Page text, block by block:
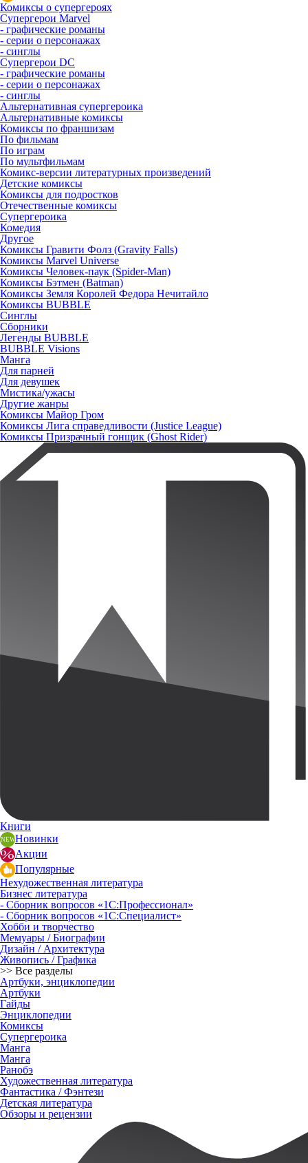
Комиксы о супергероях
Супергерои Marvel
- графические романы
- серии о персонажах
- синглы
Супергерои DC
- графические романы
- серии о персонажах
- синглы
Альтернативная супергероика
Альтернативные комиксы
Комиксы по франшизам
По фильмам
По играм
По мультфильмам
Комикс-версии литературных произведений
Детские комиксы
Комиксы для подростков
Отечественные комиксы
Супергероика
Комедия
Другое
Комиксы Гравити Фолз (Gravity Falls)
Комиксы Marvel Universe
Комиксы Человек-паук (Spider-Man)
Комиксы Бэтмен (Batman)
Комиксы Земля Королей Федора Нечитайло
Комиксы BUBBLE
Синглы
Сборники
Легенды BUBBLE
BUBBLE Visions
Манга
Для парней
Для девушек
Мистика/ужасы
Другие жанры
Комиксы Майор Гром
Комиксы Лига справедливости (Justice League)
Комиксы Призрачный гонщик (Ghost Rider)
Книги
Новинки
Акции
Популярные
Нехудожественная литература
Бизнес литература
- Сборник вопросов «1С:Профессионал»
- Сборник вопросов «1С:Специалист»
Хобби и творчество
Мемуары / Биографии
Дизайн / Архитектура
Живопись / Графика
>> Все разделы
Артбуки, энциклопедии
Артбуки
Гайды
Энциклопедии
Комиксы
Супергероика
Манга
Манга
Ранобэ
Художественная литература
Фантастика / Фэнтези
Детская литература
Обзоры и рецензии